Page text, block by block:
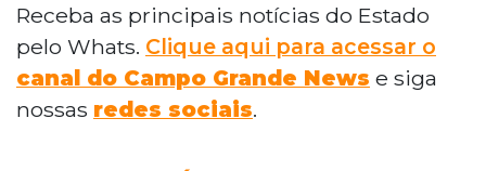
Receba as principais notícias do Estado
pelo Whats. Clique aqui para acessar o
canal do Campo Grande News e siga
nossas redes sociais.